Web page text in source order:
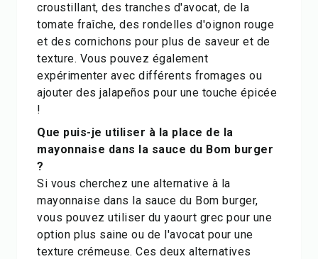
croustillant, des tranches d'avocat, de la
tomate fraîche, des rondelles d'oignon rouge
et des cornichons pour plus de saveur et de
texture. Vous pouvez également
expérimenter avec différents fromages ou
ajouter des jalapeños pour une touche épicée
!
Que puis-je utiliser à la place de la
mayonnaise dans la sauce du Bom burger
?
Si vous cherchez une alternative à la
mayonnaise dans la sauce du Bom burger,
vous pouvez utiliser du yaourt grec pour une
option plus saine ou de l'avocat pour une
texture crémeuse. Ces deux alternatives